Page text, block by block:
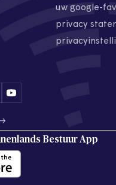
uw google-
privacy
Bestuur App